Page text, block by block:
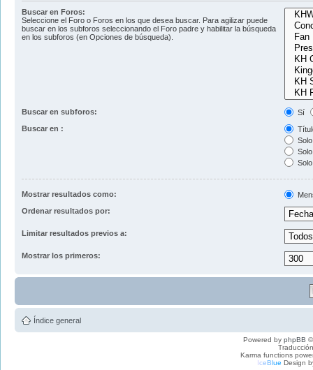
Buscar en Foros:
Seleccione el Foro o Foros en los que desea buscar. Para agilizar puede
buscar en los subforos seleccionando el Foro padre y habilitar la búsqueda
en los subforos (en Opciones de búsqueda).
Buscar en subforos:
Sí
Buscar en :
Mostrar resultados como:
Ordenar resultados por:
Limitar resultados previos a:
Mostrar los primeros:
Índice general
Powered by phpBB
Karma functions
IceBlue Design